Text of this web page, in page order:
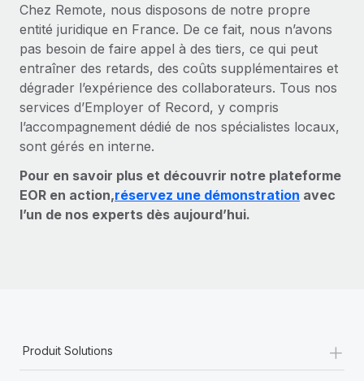
Chez Remote, nous disposons de notre propre
entité juridique en France. De ce fait, nous n’avons
pas besoin de faire appel à des tiers, ce qui peut
entraîner des retards, des coûts supplémentaires et
dégrader l’expérience des collaborateurs. Tous nos
services d’Employer of Record, y compris
l’accompagnement dédié de nos spécialistes locaux,
sont gérés en interne.
Pour en savoir plus et découvrir notre plateforme
EOR en action,réservez une démonstration avec
l’un de nos experts dès aujourd’hui.
Produit Solutions +